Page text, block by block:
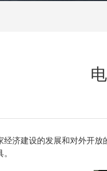
经济建设的发展和对外开